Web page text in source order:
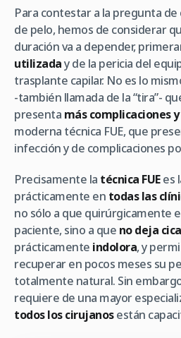
Para contestar a la pregunta
de pelo, hemos de considerar
duración va a depender,
utilizaday de la pericia del
trasplante capilar. No es lo
-también llamada de la “tira”-
presenta más complicaciones
moderna técnica FUE, que
infección y de complicaciones
Precisamente la técnica FUEes
prácticamente en todas las
no sólo a que quirúrgicamente
paciente, sino a que no deja
prácticamente indolora, y
recuperar en pocos meses su
totalmente natural. Sin
requiere de una mayor
todos los cirujanosestán